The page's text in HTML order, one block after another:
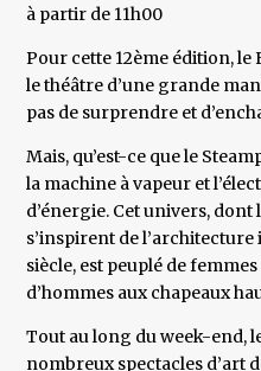
à partir de 11h00
Pour cette 12ème édition,
le théâtre d’une grande
pas de surprendre et
Mais, qu’est-ce que le
la machine à vapeur et
d’énergie. Cet univers,
s’inspirent de
siècle, est peuplé de
d’hommes aux chapeaux
Tout au long du week-end,
nombreux spectacles d’art